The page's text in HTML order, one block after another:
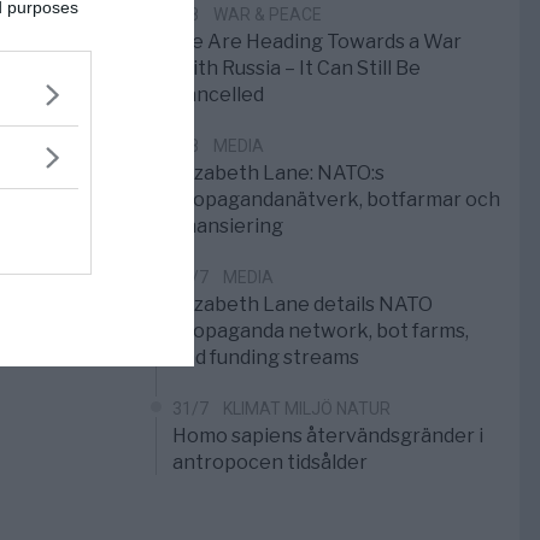
purposes
1/8 WAR & PEACE
We Are Heading Towards a War
With Russia – It Can Still Be
Cancelled
1/8 MEDIA
Elizabeth Lane: NATO:s
propagandanätverk, botfarmar och
finansiering
31/7 MEDIA
Elizabeth Lane details NATO
propaganda network, bot farms,
and funding streams
31/7 KLIMAT MILJÖ NATUR
Homo sapiens återvändsgränder i
antropocen tidsålder